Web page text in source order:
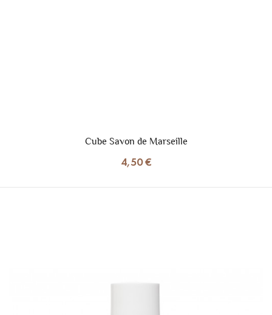
Cube Savon de Marseille
4,50 €